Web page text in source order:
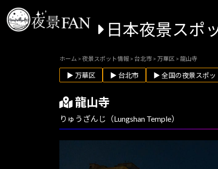
日本夜景スポ
ホーム > 夜景スポット情報 > 台北市 > 万華区 > 龍山寺
▶ 万華区 ▶ 台北市 ▶ 全国の夜景スポッ
龍山寺
りゅうざんじ（Lungshan Temple）